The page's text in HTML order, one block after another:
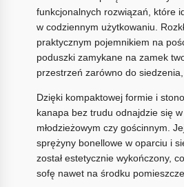
funkcjonalnych rozwiązań, które
w codziennym użytkowaniu.
praktycznym pojemnikiem na
poduszki zamykane na zamek
przestrzeń zarówno do
Dzięki kompaktowej formie i
kanapa bez trudu odnajdzie się
młodzieżowym czy gościnnym.
sprężyny bonellowe w oparciu i
został estetycznie wykończony,
sofę nawet na środku